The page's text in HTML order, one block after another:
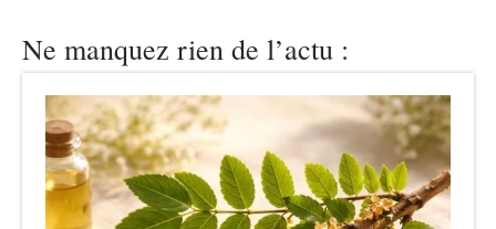
Ne manquez rien de l’actu :